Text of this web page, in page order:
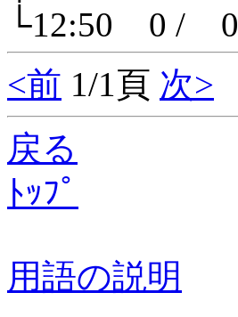
└12:50 0 / 0
<前 1/1頁 次>
戻る
ﾄｯﾌﾟ
用語の説明